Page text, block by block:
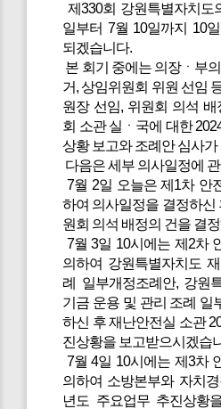
제330회 강원특별자치도
일부터 7월 10일까지 10
되겠습니다.
본 회기 중에는 의장ㆍ부
거, 상임위원회 위원 선임
원장 선임, 위원회 의석
회 소관 실ㆍ국에 대한
상황 보고와 조례안 심사
다음은 세부 의사일정에
7월 2일 오늘은 제1차 안
하여 의사일정을 결정하신
원회 의석 배정의 건을 결
7월 3일 10시에는 제2차
의하여 강원특별자치도
례 일부개정조례안, 강원
기금 운용 및 관리 조례 일
하신 후 재난안전실 소관
진상황을 보고받으시겠습
7월 4일 10시에는 제3차
의하여 소방본부와 자치
년도 주요업무 추진상황